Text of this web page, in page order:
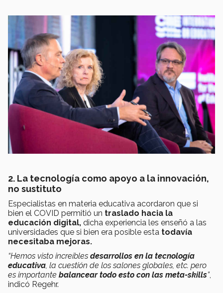
2. La tecnología como apoyo a la innovación,
no sustituto
Especialistas en materia educativa acordaron que si
bien el COVID permitió un traslado hacia la
educación digital, dicha experiencia les enseñó a las
universidades que si bien era posible esta todavía
necesitaba mejoras.
“Hemos visto increíbles desarrollos en la tecnología
educativa , la cuestión de los salones globales, etc. pero
es importante balancear todo esto con las meta-skills”,
indicó Regehr.